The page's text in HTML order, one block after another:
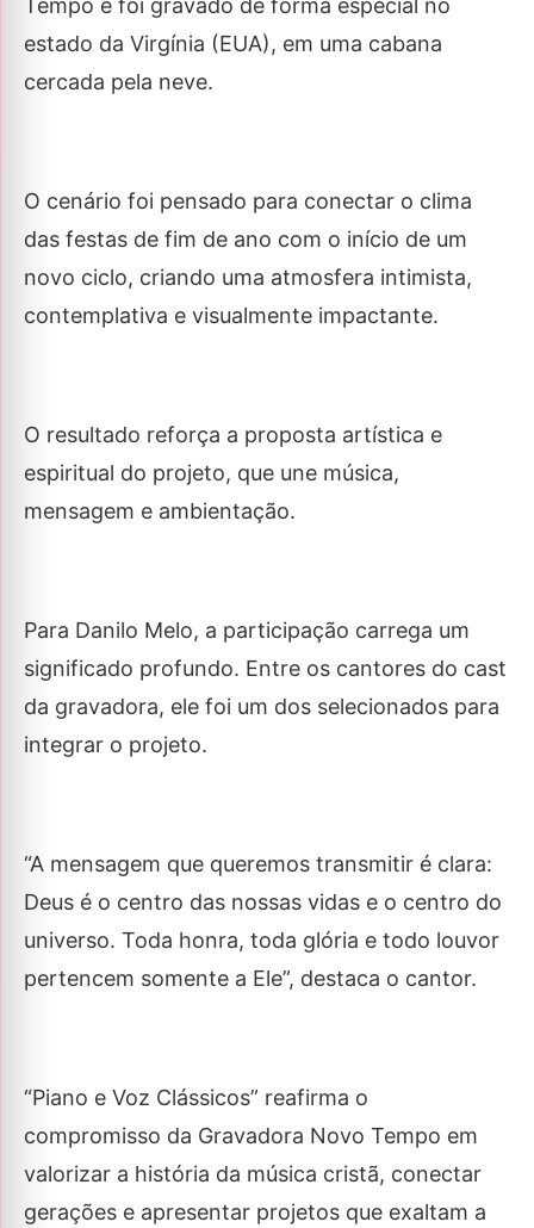
Tempo e foi gravado de forma especial no
estado da Virgínia (EUA), em uma cabana
cercada pela neve.
O cenário foi pensado para conectar o clima
das festas de fim de ano com o início de um
novo ciclo, criando uma atmosfera intimista,
contemplativa e visualmente impactante.
O resultado reforça a proposta artística e
espiritual do projeto, que une música,
mensagem e ambientação.
Para Danilo Melo, a participação carrega um
significado profundo. Entre os cantores do cast
da gravadora, ele foi um dos selecionados para
integrar o projeto.
“A mensagem que queremos transmitir é clara:
Deus é o centro das nossas vidas e o centro do
universo. Toda honra, toda glória e todo louvor
pertencem somente a Ele”, destaca o cantor.
“Piano e Voz Clássicos” reafirma o
compromisso da Gravadora Novo Tempo em
valorizar a história da música cristã, conectar
gerações e apresentar projetos que exaltam a